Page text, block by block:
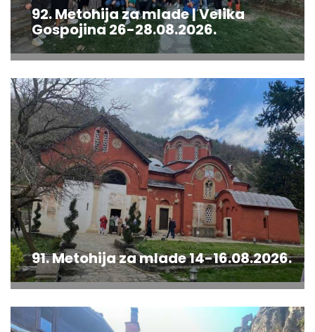
92. Metohija za mlade | Velika
Gospojina 26-28.08.2026.
91. Metohija za mlade 14-16.08.2026.